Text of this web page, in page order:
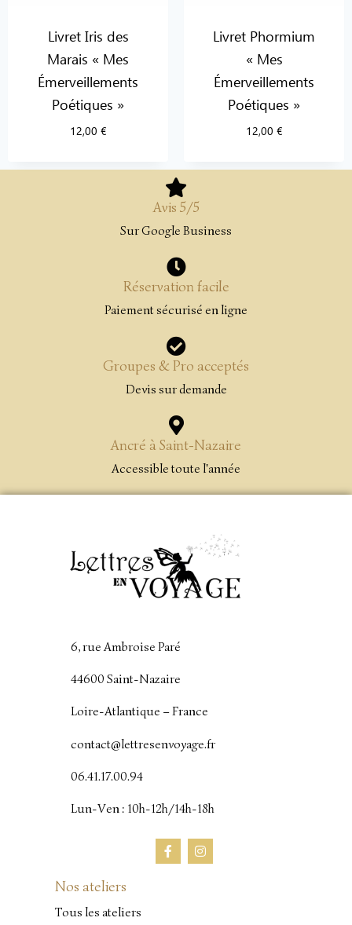
Livret Iris des
Marais « Mes
Émerveillements
Poétiques »
12,00 €
Livret Phormium
« Mes
Émerveillements
Poétiques »
12,00 €
Avis 5/5
Sur Google Business
Réservation facile
Paiement sécurisé en ligne
Groupes & Pro acceptés
Devis sur demande
Ancré à Saint-Nazaire
Accessible toute l'année
6, rue Ambroise Paré
44600 Saint-Nazaire
Loire-Atlantique – France
contact@lettresenvoyage.fr
06.41.17.00.94
Lun-Ven : 10h-12h/14h-18h
Nos ateliers
Tous les ateliers